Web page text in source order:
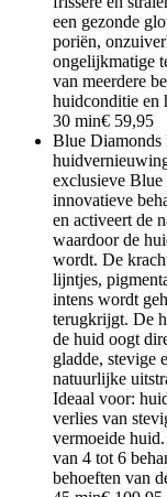
een gezonde
poriën,
ongelijkmatige
van meerdere
huidconditie en
30 min€ 59,95
Blue
exclusieve
innovatieve
en activeert de
waardoor de
wordt. De
lijntjes,
intens wordt
terugkrijgt. De
de huid oogt
gladde, stevige
natuurlijke
Ideaal voor:
verlies van
vermoeide
van 4 tot 6
behoeften van